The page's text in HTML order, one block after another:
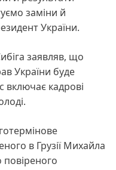
заміни й
України.
заявляв, що
України буде
кадрові
в Грузії Михайла